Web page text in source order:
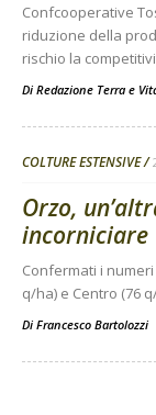
Confcooperative
riduzione della
rischio la
Di Redazione Terra e
COLTURE ESTENSIVE
Orzo,
incorniciare
Confermati i
q/ha) e Centro (76
Di Francesco Bartolozzi